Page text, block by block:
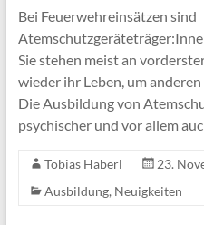
Bei Feuerwehreinsätzen sind
Sie stehen meist an
wieder ihr Leben, um
Die Ausbildung von
psychischer und vor allem
Tobias Haberl
23.
Ausbildung, Neuigkeiten